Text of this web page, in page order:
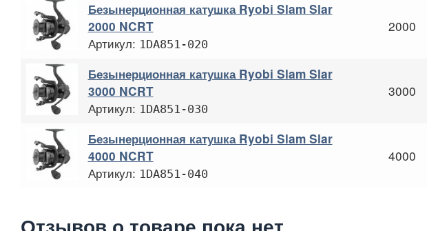
Безынерционная катушка Ryobi Slam Slar
2000 NCRT
Артикул: 1DA851-020
2000
Безынерционная катушка Ryobi Slam Slar
3000 NCRT
Артикул: 1DA851-030
3000
Безынерционная катушка Ryobi Slam Slar
4000 NCRT
Артикул: 1DA851-040
4000